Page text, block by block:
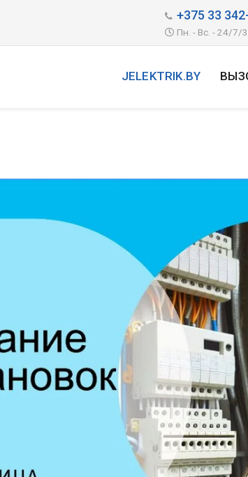
+375 33
Пн. - Вс. - 24/7/
JELEKTRIK.BY